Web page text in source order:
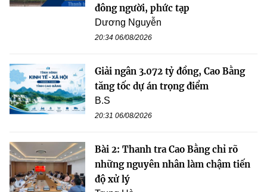
đông người, phức tạp
Dương Nguyễn
20:34 06/08/2026
Giải ngân 3.072 tỷ đồng, Cao Bằng
tăng tốc dự án trọng điểm
B.S
20:31 06/08/2026
Bài 2: Thanh tra Cao Bằng chỉ rõ
những nguyên nhân làm chậm tiến
độ xử lý